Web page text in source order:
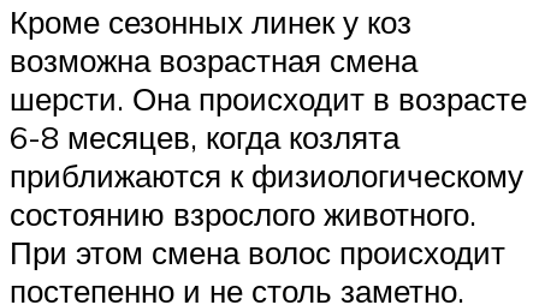
Кроме сезонных линек у коз
возможна возрастная смена
шерсти. Она происходит в возрасте
6-8 месяцев, когда козлята
приближаются к физиологическому
состоянию взрослого животного.
При этом смена волос происходит
постепенно и не столь заметно.